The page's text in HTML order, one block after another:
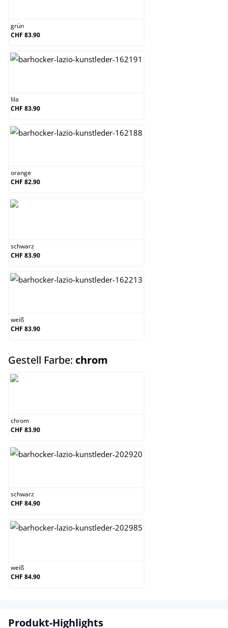
grün
CHF 83.90
lila
CHF 83.90
orange
CHF 82.90
schwarz
CHF 83.90
weiß
CHF 83.90
Gestell Farbe: chrom
chrom
CHF 83.90
schwarz
CHF 84.90
weiß
CHF 84.90
Produkt-Highlights